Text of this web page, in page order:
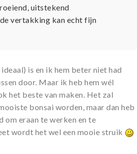
uitstekend
vertakking kan echt fijn
is en ik hem beter niet had
door. Maar ik heb hem wél
het beste van maken. Het zal
bonsai worden, maar dan heb
om eraan te werken en te
wordt het wel een mooie struik